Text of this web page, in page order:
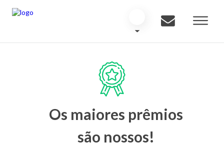
Os maiores prêmios
são nossos!